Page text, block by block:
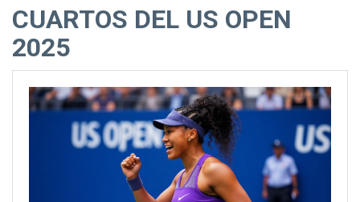
CUARTOS DEL US OPEN
2025